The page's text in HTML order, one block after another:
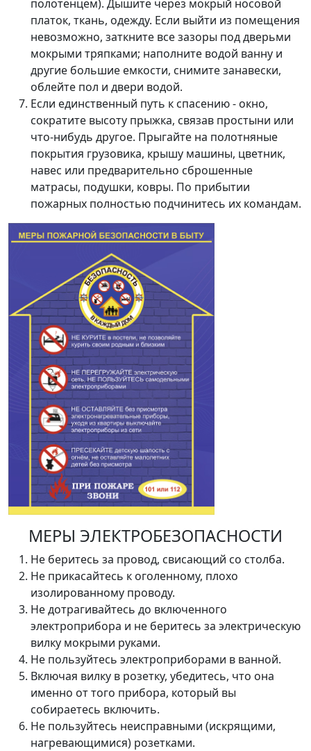
полотенцем). Дышите через мокрый носовой
платок, ткань, одежду. Если выйти из помещения
невозможно, заткните все зазоры под дверьми
мокрыми тряпками; наполните водой ванну и
другие большие емкости, снимите занавески,
облейте пол и двери водой.
Если единственный путь к спасению - окно,
сократите высоту прыжка, связав простыни или
что-нибудь другое. Прыгайте на полотняные
покрытия грузовика, крышу машины, цветник,
навес или предварительно сброшенные
матрасы, подушки, ковры. По прибытии
пожарных полностью подчинитесь их командам.
МЕРЫ ЭЛЕКТРОБЕЗОПАСНОСТИ
Не беритесь за провод, свисающий со столба.
Не прикасайтесь к оголенному, плохо
изолированному проводу.
Не дотрагивайтесь до включенного
электроприбора и не беритесь за электрическую
вилку мокрыми руками.
Не пользуйтесь электроприборами в ванной.
Включая вилку в розетку, убедитесь, что она
именно от того прибора, который вы
собираетесь включить.
Не пользуйтесь неисправными (искрящими,
нагревающимися) розетками.